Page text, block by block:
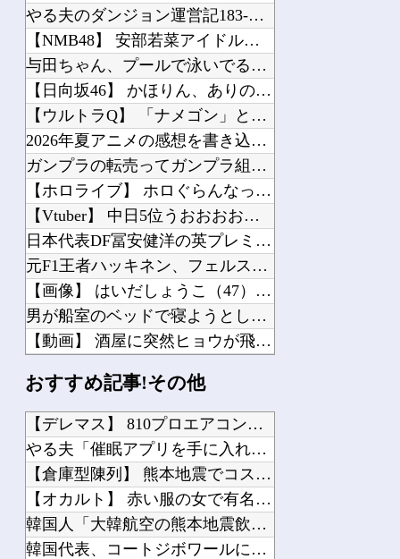
やる夫のダンジョン運営記183-雑談所ネタ118 懺悔小ネタ「創刻のファイアホイ...
【NMB48】 安部若菜アイドル最後の日
与田ちゃん、プールで泳いでる姿を公開！！！【元乃木坂46】
【日向坂46】 かほりん、ありのままの姿・・・【藤嶌果歩1st写真集】
【ウルトラQ】 「ナメゴン」とかいうシリーズ初の宇宙怪獣
2026年夏アニメの感想を書き込むスレ
ガンプラの転売ってガンプラ組んでる奴が片手間にやってるわけじゃないんだな…
【ホロライブ】 ホロぐらんなっしょい回だったか
【Vtuber】 中日5位うおおおおおおおおおおおおおおおお
日本代表DF冨安健洋の英プレミア・クリスタルパレス加入が正式決定 鎌田大地とチー...
元F1王者ハッキネン、フェルスタペンのマクラーレン加入の噂に「なぜ調和がある現体...
【画像】 はいだしょうこ（47）「こんなオバサンでいいの…？」
男が船室のベッドで寝ようとしていた。…えっ？あなたは誰ですか？→ 見知らぬひとが...
【動画】 酒屋に突然ヒョウが飛び込んでくる
海外「日本人はなんて気高いんだ！」 英高級紙も驚愕した極限の中の日本人の姿に世界...
海外「これが文明か！」日本に比べて超石器時代だった英国に海外が大騒ぎ
際限ないドイツの歴史謝罪、80年前のホロコースト被害者に賠償…「日本はドイツを見...
おすすめ記事!その他
【デレマス】 810プロエアコン騒動【ぷちかれシリーズ】
やる夫「催眠アプリを手に入れたんだけど……これ必要だった？」...
【倉庫型陳列】 熊本地震でコストコの商品落下「重く受け止めて...
【オカルト】 赤い服の女で有名な梅田「泉の広場」東側が消えて...
韓国人「大韓航空の熊本地震飲料水支援に対する日本人の反応をご...
韓国代表、コートジボワールに0対4で完敗＝韓国の反応